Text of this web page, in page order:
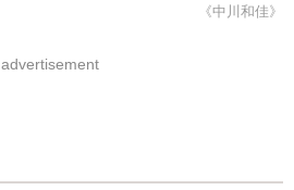
《中川和佳》
advertisement